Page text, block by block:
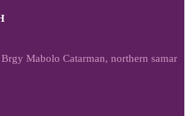
Mabolo Catarman, northern samar